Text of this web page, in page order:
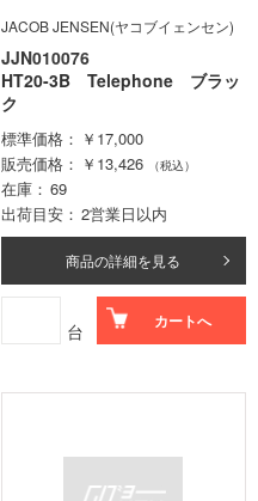
JACOB JENSEN(ヤコブイェンセン)
JJN010076
HT20-3B Telephone ブラッ
ク
標準価格
￥17,000
販売価格
￥13,426 （税込）
在庫
69
出荷目安
2営業日以内
商品の詳細を見る
台 カートへ